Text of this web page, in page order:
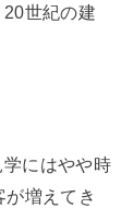
世紀の建
にはやや時
増えてき